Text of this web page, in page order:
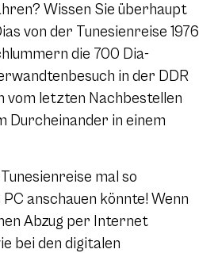
Wissen Sie überhaupt
von der Tunesienreise 1976
die 700 Dia-
in der DDR
vom letzten Nachbestellen
Durcheinander in einem
mal so
anschauen könnte! Wenn
Abzug per Internet
bei den digitalen